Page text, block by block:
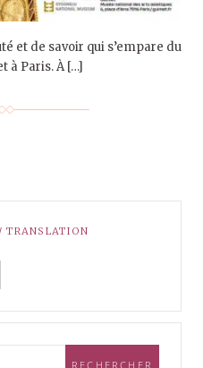
et de savoir qui s’empare du
à Paris. À […]
TRANSLATION